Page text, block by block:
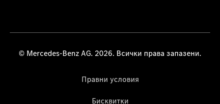
© Mercedes-Benz AG. 2026. Всички права запазени.
Правни условия
Бисквитки